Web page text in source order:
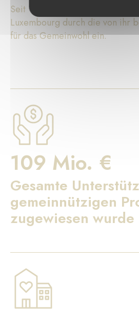
Seit 17 Jahren setzt sich die
Luxembourg durch die von ihr
für das Gemeinwohl ein.
109 Mio. €
Gesamte
gemeinnützigen
zugewiesen wurde